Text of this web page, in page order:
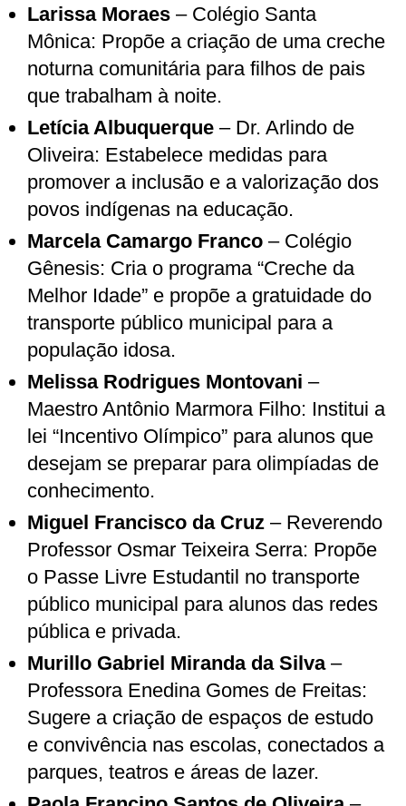
Larissa Moraes – Colégio Santa
Mônica: Propõe a criação de uma creche
noturna comunitária para filhos de pais
que trabalham à noite.
Letícia Albuquerque – Dr. Arlindo de
Oliveira: Estabelece medidas para
promover a inclusão e a valorização dos
povos indígenas na educação.
Marcela Camargo Franco – Colégio
Gênesis: Cria o programa “Creche da
Melhor Idade” e propõe a gratuidade do
transporte público municipal para a
população idosa.
Melissa Rodrigues Montovani –
Maestro Antônio Marmora Filho: Institui a
lei “Incentivo Olímpico” para alunos que
desejam se preparar para olimpíadas de
conhecimento.
Miguel Francisco da Cruz – Reverendo
Professor Osmar Teixeira Serra: Propõe
o Passe Livre Estudantil no transporte
público municipal para alunos das redes
pública e privada.
Murillo Gabriel Miranda da Silva–
Professora Enedina Gomes de Freitas:
Sugere a criação de espaços de estudo
e convivência nas escolas, conectados a
parques, teatros e áreas de lazer.